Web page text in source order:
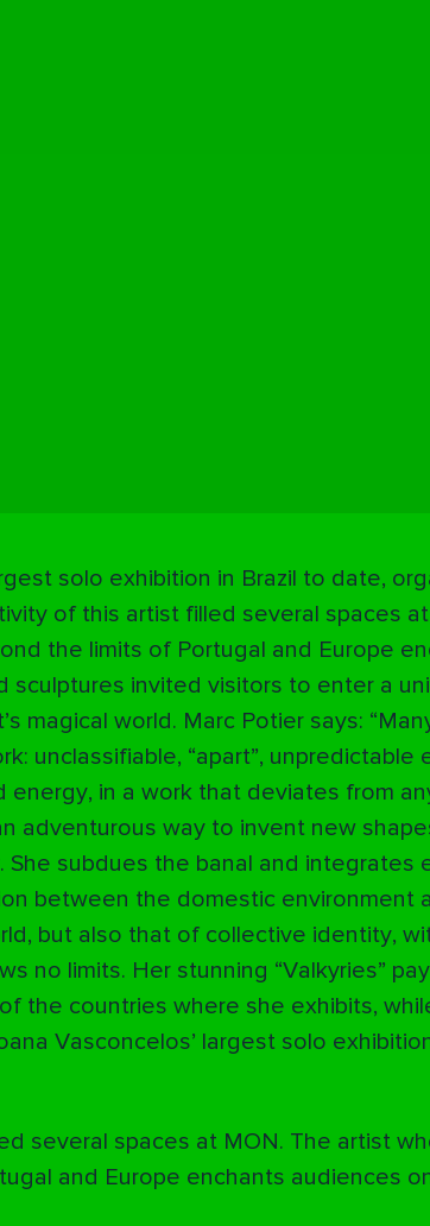
solo exhibition in Brazil to date,
of this artist filled several spaces
the limits of Portugal and Europe
sculptures invited visitors to enter a
magical world. Marc Potier says:
unclassifiable, “apart”, unpredictable
in a work that deviates from
adventurous way to invent new
She subdues the banal and integrates
between the domestic environment
but also that of collective identity,
no limits. Her stunning “Valkyries”
the countries where she exhibits,
Vasconcelos’ largest solo
several spaces at MON. The artist
and Europe enchants audiences